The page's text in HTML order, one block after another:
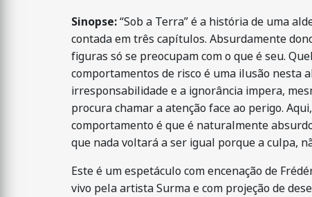
Sinopse:“Sob a Terra” é a história de uma
contada em três capítulos. Absurdamente
figuras só se preocupam com o que é seu.
comportamentos de risco é uma ilusão nesta
irresponsabilidade e a ignorância impera,
procura chamar a atenção face ao perigo.
comportamento é que é naturalmente
que nada voltará a ser igual porque a culpa,
Este é um espetáculo com encenação de
vivo pela artista Surma e com projeção de